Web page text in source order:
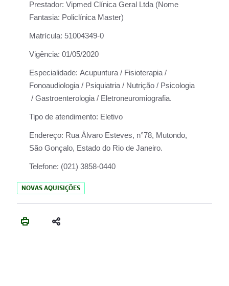
Prestador: Vipmed Clínica Geral Ltda (Nome
Fantasia: Policlínica Master)
Matrícula: 51004349-0
Vigência: 01/05/2020
Especialidade: Acupuntura / Fisioterapia /
Fonoaudiologia / Psiquiatria / Nutrição / Psicologia
/ Gastroenterologia / Eletroneuromiografia.
Tipo de atendimento: Eletivo
Endereço: Rua Àlvaro Esteves, n°78, Mutondo,
São Gonçalo, Estado do Rio de Janeiro.
Telefone: (021) 3858-0440
NOVAS AQUISIÇÕES